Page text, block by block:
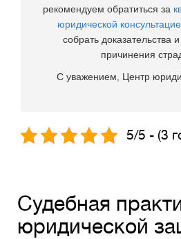
рекомендуем обратиться за
юридической
собрать доказательства
причинения
С уважением, Центр
5/5 - (3
Судебная
юридической